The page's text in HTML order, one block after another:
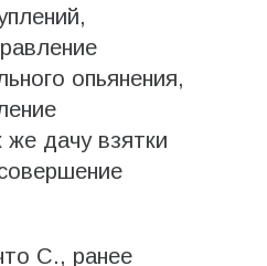
опьянения,
же дачу взятки
С., ранее